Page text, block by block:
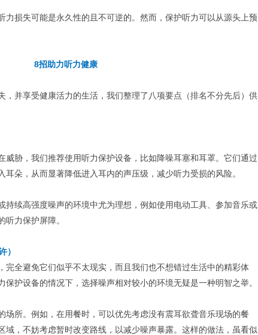
力损失可能是永久性的且不可逆的。然而，保护听力可以从源头上预
8招助力听力健康
，并享受健康活力的生活，我们整理了八项要点（排名不分先后）供
威胁，我们推荐使用听力保护设备，比如降噪耳塞和耳罩。它们通过
朵，从而显著降低进入耳内的声压级，减少听力受损的风险。
持续高强度噪声的环境中尤为理想，例如使用电动工具、参加音乐或
力保护屏障。
）
完全避免它们似乎不太现实，而且我们也不想错过生活中的精彩体
护设备的情况下，选择噪声相对较小的环境无疑是一种明智之举。
场所。例如，在用餐时，可以优先考虑没有震耳欲聋音乐现场的餐
域，不妨考虑暂时改变路线，以减少噪声暴露。这样的做法，虽看似